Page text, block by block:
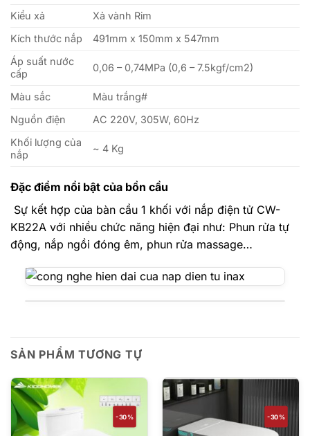
Kiểu xả
Xả vành Rim
Kích thước nắp
491mm x 150mm x 547mm
Áp suất nước
cấp
0,06 – 0,74MPa (0,6 – 7.5kgf/cm2)
Màu sắc
Màu trắng#
Nguồn điện
AC 220V, 305W, 60Hz
Khối lượng của
nắp
~ 4 Kg
Đặc điểm nổi bật của bồn cầu
Sự kết hợp của bàn cầu 1 khối với nắp điện tử CW-
KB22A với nhiều chức năng hiện đại như: Phun rửa tự
động, nắp ngồi đóng êm, phun rửa massage…
SẢN PHẨM TƯƠNG TỰ
-30% -30%